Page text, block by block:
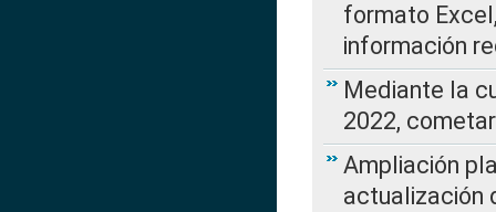
formato
información
Mediante la
2022,
Ampliación
actualización